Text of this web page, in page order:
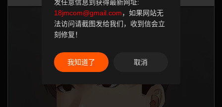
发任意信息到获得最新网址:
18jmcom@gmail.com，如果网站无
法访问请截图发给我们，收到信会立
刻修复！
我知道了 取消